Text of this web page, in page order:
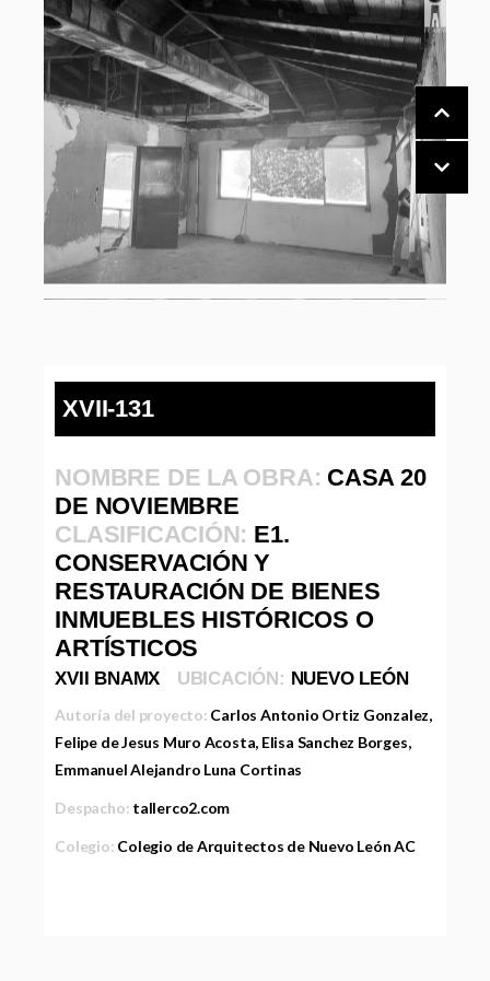
XVII-131
NOMBRE DE LA OBRA: CASA 20
DE NOVIEMBRE
CLASIFICACIÓN: E1.
CONSERVACIÓN Y
RESTAURACIÓN DE BIENES
INMUEBLES HISTÓRICOS O
ARTÍSTICOS
XVII BNAMX UBICACIÓN: NUEVO LEÓN
Autoría del proyecto: Carlos Antonio Ortiz Gonzalez,
Felipe de Jesus Muro Acosta, Elisa Sanchez Borges,
Emmanuel Alejandro Luna Cortinas
Despacho: tallerco2.com
Colegio: Colegio de Arquitectos de Nuevo León AC